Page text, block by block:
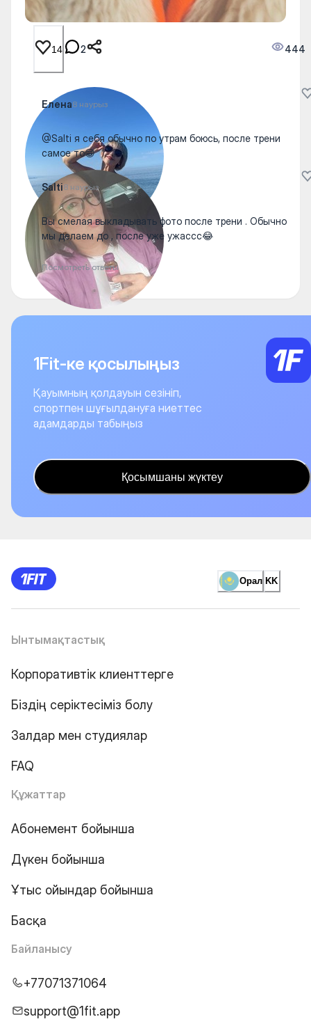
14 2 444
Елена8 наурыз
@Salti я себя обычно по утрам боюсь, после трени
самое то😁
Salti8 наурыз
Вы смелая выкладывать фото после трени . Обычно
мы делаем до , после уже ужассс😂
Посмотреть ответы
1Fit-ке қосылыңыз
Қауымның қолдауын сезініп,
спортпен шұғылдануға ниеттес
адамдарды табыңыз
Қосымшаны жүктеу
Орал KK
Ынтымақтастық
Корпоративтік клиенттерге
Біздің серіктесіміз болу
Залдар мен студиялар
FAQ
Құжаттар
Абонемент бойынша
Дүкен бойынша
Ұтыс ойындар бойынша
Басқа
Байланысу
+77071371064
support@1fit.app